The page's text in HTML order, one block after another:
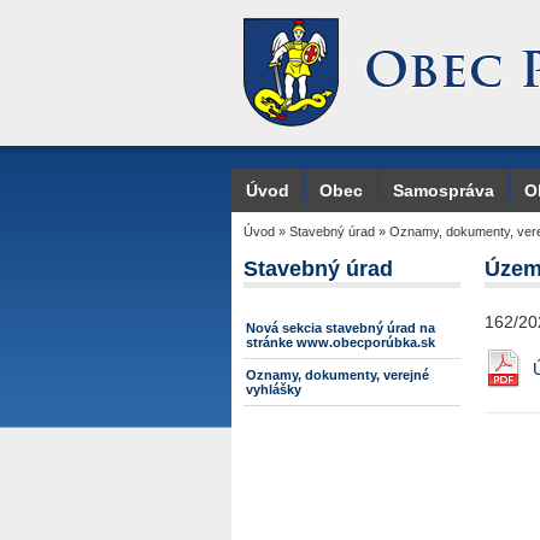
Úvod Obec Samospráva
Úvod » Stavebný úrad » Oznamy, dokumenty,
Stavebný úrad
Nová sekcia stavebný úrad na
stránke www.obecporúbka.sk
Oznamy, dokumenty, verejné
vyhlášky
162/